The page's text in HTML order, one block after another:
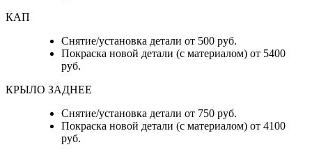
КАП
Снятие/установка детали от 500 руб.
Покраска новой детали (с материалом) от 5400
руб.
КРЫЛО ЗАДНЕЕ
Снятие/установка детали от 750 руб.
Покраска новой детали (с материалом) от 4100
руб.